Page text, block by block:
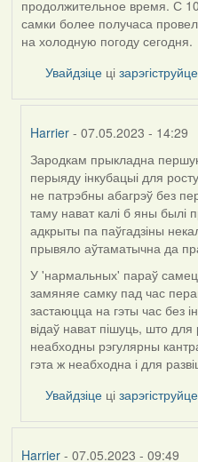
продолжительное время. С
самки более получаса
на холодную погоду сегодня.
Увайдзіце ці
Harrier - 07.05.2023 - 14:29
In
reply
to
by
ZNR
Зародкам прыкладна
перыяду інкубацыі для росту
не патрэбны абагрэў без
таму нават калі б яны былі
адкрыты па паўгадзіны
прывяло аўтаматычна да
У 'нармальных' параў
замяняе самку пад час
застаюцца на гэты час без
відаў нават пішуць, што для
неабходны рэгулярны
гэта ж неабходна і для
Увайдзіце ці
Harrier- 07.05.2023 - 09:49